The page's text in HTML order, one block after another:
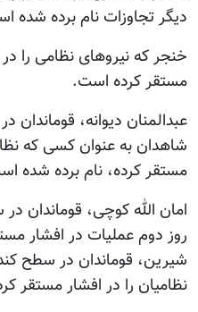
دیگر تجاوزات نام برده شده
خنجر که نیروهای نظامی را
مستقر کرده است.
عبدالمنان دیوانه،
شاهدان به عنوان کسی که
مستقر کرده، نام برده شده
امان الله کوچی، قوماندان
روز دوم عملیات در افشار
شیرین، قوماندان در سطح
نظامیان را در افشار مستقر